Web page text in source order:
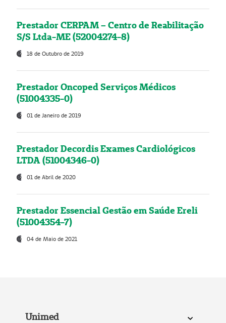
Prestador CERPAM – Centro de Reabilitação
S/S Ltda-ME (52004274-8)
18 de Outubro de 2019
Prestador Oncoped Serviços Médicos
(51004335-0)
01 de Janeiro de 2019
Prestador Decordis Exames Cardiológicos
LTDA (51004346-0)
01 de Abril de 2020
Prestador Essencial Gestão em Saúde Ereli
(51004354-7)
04 de Maio de 2021
Unimed